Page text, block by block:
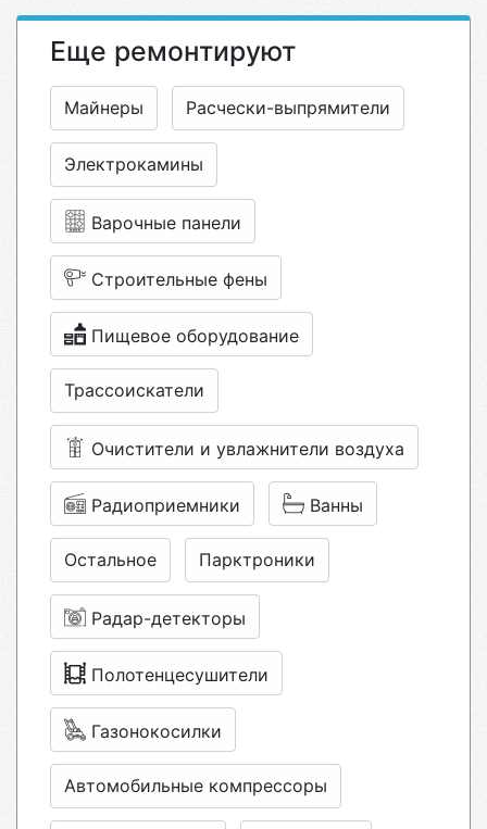
Еще ремонтируют
Майнеры Расчески-выпрямители
Электрокамины
Варочные панели
Строительные фены
Пищевое оборудование
Трассоискатели
Очистители и увлажнители воздуха
Радиоприемники Ванны
Остальное Парктроники
Радар-детекторы
Полотенцесушители
Газонокосилки
Автомобильные компрессоры